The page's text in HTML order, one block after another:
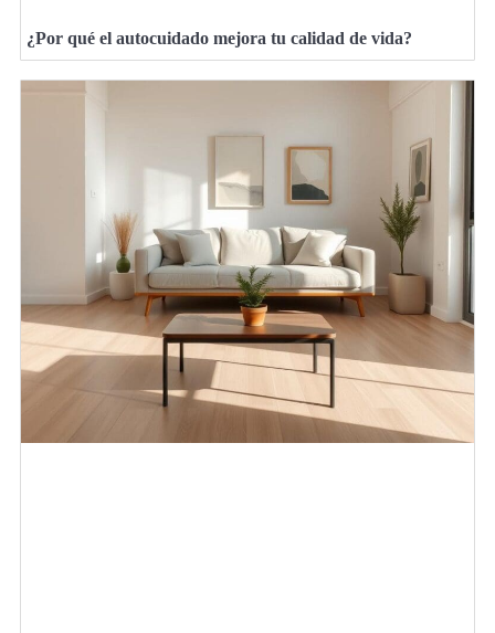
¿Por qué el autocuidado mejora tu calidad de vida?